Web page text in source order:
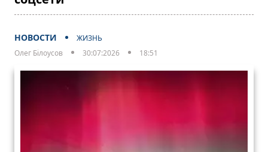
НОВОСТИ
ЖИЗНЬ
Олег Білоусов
30:07:2026 18:51